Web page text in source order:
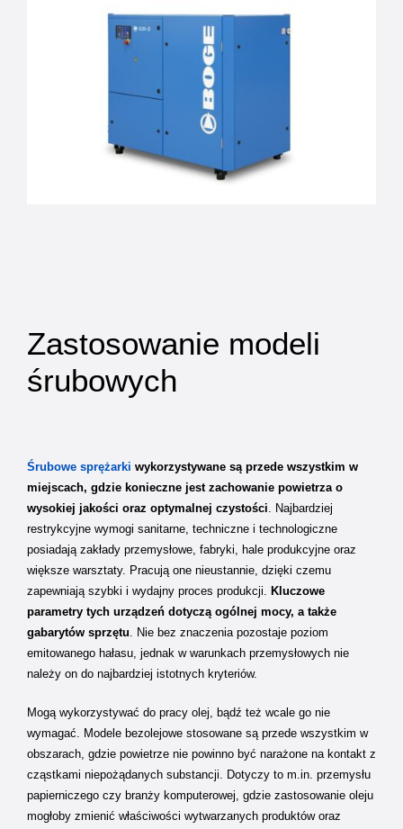
Zastosowanie modeli
śrubowych
Śrubowe sprężarki wykorzystywane są przede wszystkim w
miejscach, gdzie konieczne jest zachowanie powietrza o
wysokiej jakości oraz optymalnej czystości. Najbardziej
restrykcyjne wymogi sanitarne, techniczne i technologiczne
posiadają zakłady przemysłowe, fabryki, hale produkcyjne oraz
większe warsztaty. Pracują one nieustannie, dzięki czemu
zapewniają szybki i wydajny proces produkcji. Kluczowe
parametry tych urządzeń dotyczą ogólnej mocy, a także
gabarytów sprzętu. Nie bez znaczenia pozostaje poziom
emitowanego hałasu, jednak w warunkach przemysłowych nie
należy on do najbardziej istotnych kryteriów.
Mogą wykorzystywać do pracy olej, bądź też wcale go nie
wymagać. Modele bezolejowe stosowane są przede wszystkim w
obszarach, gdzie powietrze nie powinno być narażone na kontakt z
cząstkami niepożądanych substancji. Dotyczy to m.in. przemysłu
papierniczego czy branży komputerowej, gdzie zastosowanie oleju
mogłoby zmienić właściwości wytwarzanych produktów oraz